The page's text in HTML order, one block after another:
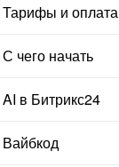
Тарифы и оплата
С чего начать
AI в Битрикс24
Вайбкод